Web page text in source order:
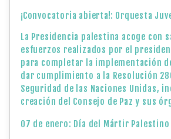
¡Convocatoria abierta!: Orquesta
La Presidencia palestina acoge con
esfuerzos realizados por el
para completar la implementación
dar cumplimiento a la Resolución
Seguridad de las Naciones Unidas,
creación del Consejo de Paz y sus
07 de enero: Día del Mártir Palestino